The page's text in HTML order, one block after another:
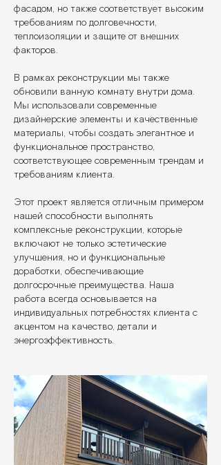
фасадом, но также соответствует высоким
требованиям по долговечности,
теплоизоляции и защите от внешних
факторов.
В рамках реконструкции мы также
обновили ванную комнату внутри дома.
Мы использовали современные
дизайнерские элементы и качественные
материалы, чтобы создать элегантное и
функциональное пространство,
соответствующее современным трендам и
требованиям клиента.
Этот проект является отличным примером
нашей способности выполнять
комплексные реконструкции, которые
включают не только эстетические
улучшения, но и функциональные
доработки, обеспечивающие
долгосрочные преимущества. Наша
работа всегда основывается на
индивидуальных потребностях клиента с
акцентом на качество, детали и
энергоэффективность.